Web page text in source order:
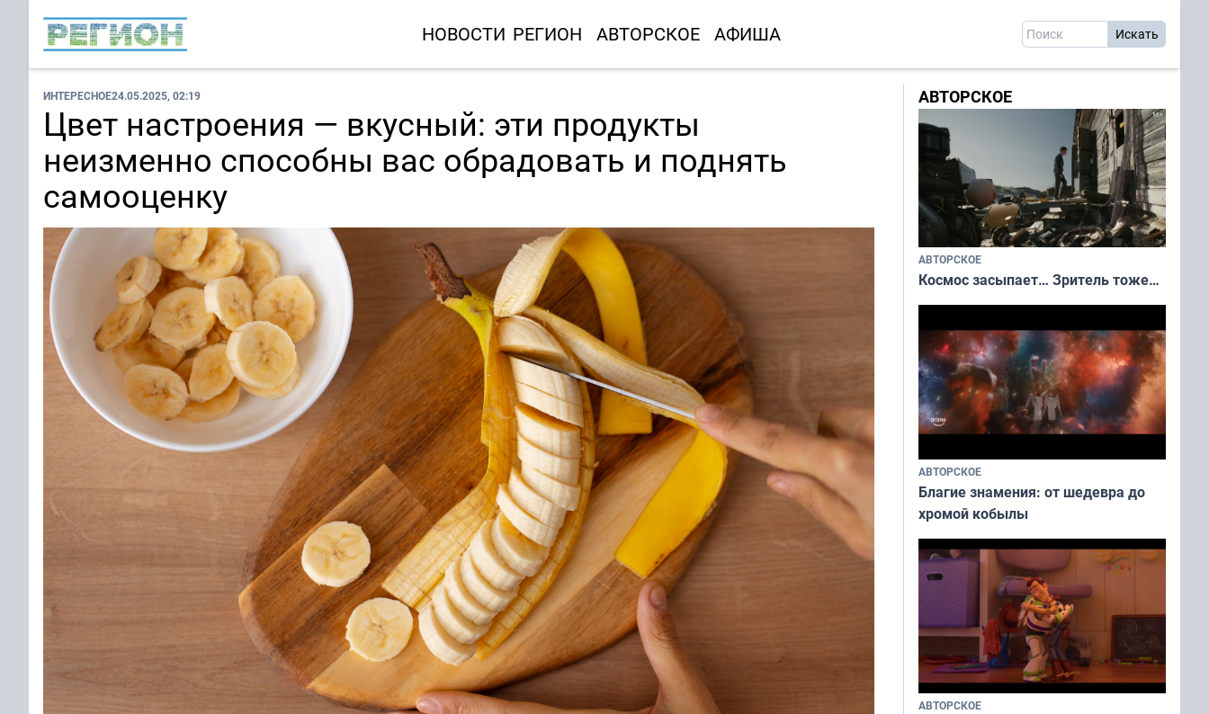
НОВОСТИ РЕГИОН АВТОРСКОЕ АФИША
ИНТЕРЕСНОЕ24.05.2025, 02:19
Цвет настроения — вкусный: эти продукты
неизменно способны вас обрадовать и поднять
самооценку
АВТОРСКОЕ
АВТОРСКОЕ
Космос засыпает… Зритель тоже…
АВТОРСКОЕ
Благие знамения: от шедевра до
хромой кобылы
АВТОРСКОЕ